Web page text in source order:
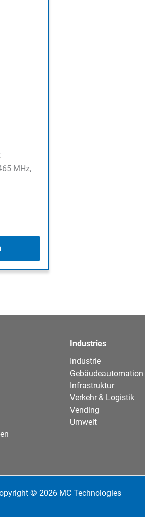
MHz,
Industries
Industrie
Gebäudeautomation
Infrastruktur
Verkehr & Logistik
Vending
Umwelt
© 2026 MC Technologies